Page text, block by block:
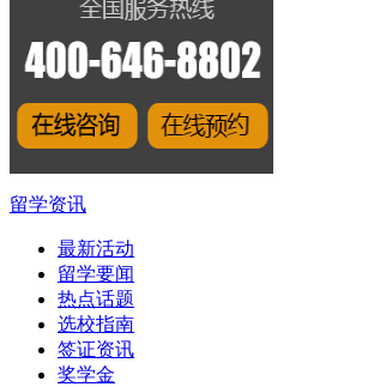
留学资讯
最新活动
留学要闻
热点话题
选校指南
签证资讯
奖学金